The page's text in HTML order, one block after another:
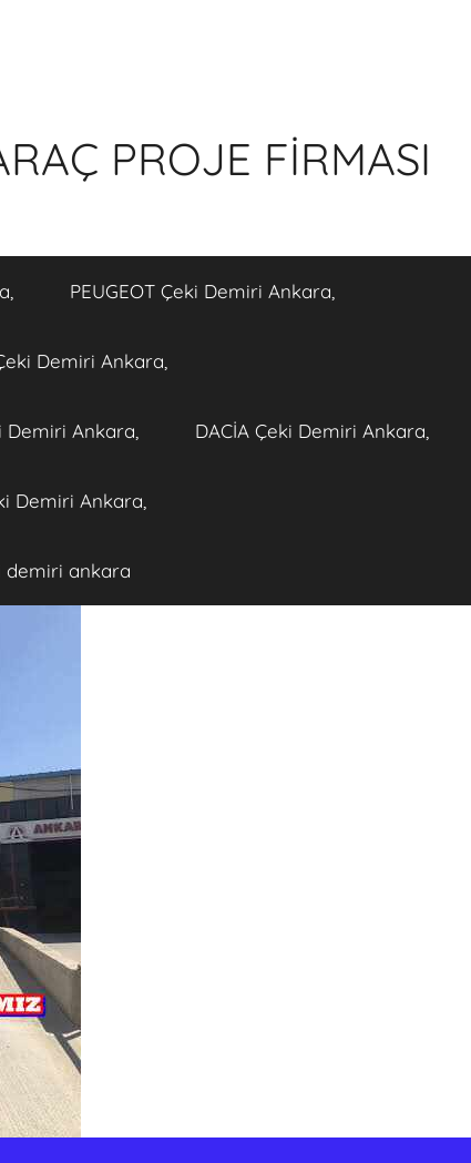
PROJE FİRMASI
PEUGEOT Çeki Demiri Ankara,
Demiri Ankara,
Demiri Ankara, DACİA Çeki Demiri Ankara,
Demiri Ankara,
demiri ankara